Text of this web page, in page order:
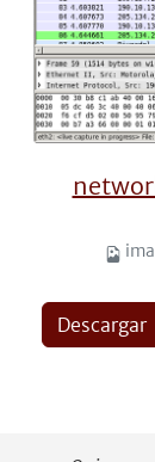
Descargar